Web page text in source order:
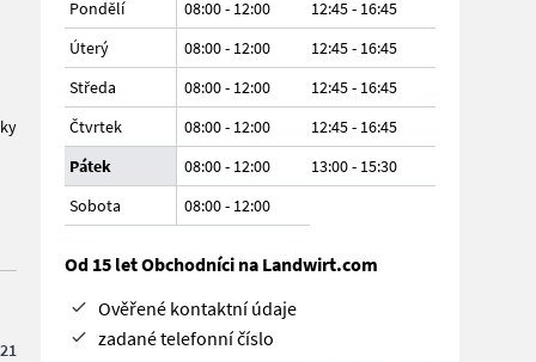
21
Pondělí 08:00 - 12:00
12:45 - 16:45
Úterý
08:00 - 12:00
12:45 - 16:45
Středa
08:00 - 12:00
12:45 - 16:45
Čtvrtek
08:00 - 12:00
12:45 - 16:45
Pátek
08:00 - 12:00
13:00 - 15:30
Sobota
08:00- 12:00
Od 15 let Obchodníci na Landwirt.com
Ověřené kontaktní údaje
zadané telefonní číslo